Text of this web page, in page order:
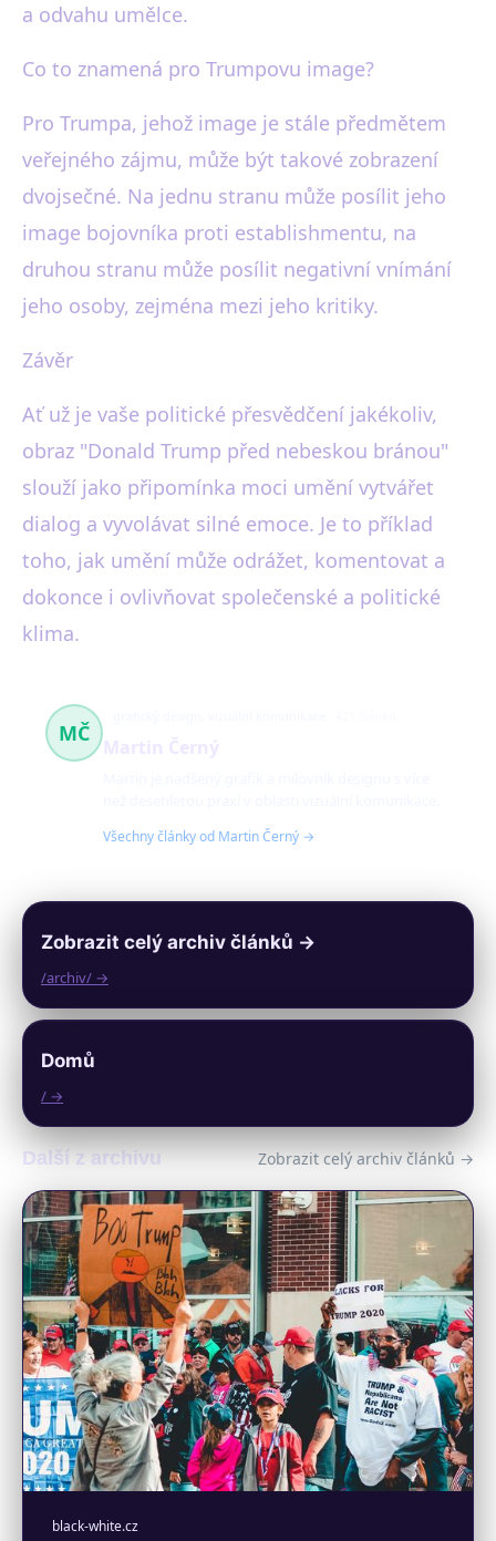
a odvahu umělce.
Co to znamená pro Trumpovu image?
Pro Trumpa, jehož image je stále předmětem
veřejného zájmu, může být takové zobrazení
dvojsečné. Na jednu stranu může posílit jeho
image bojovníka proti establishmentu, na
druhou stranu může posílit negativní vnímání
jeho osoby, zejména mezi jeho kritiky.
Závěr
Ať už je vaše politické přesvědčení jakékoliv,
obraz "Donald Trump před nebeskou bránou"
slouží jako připomínka moci umění vytvářet
dialog a vyvolávat silné emoce. Je to příklad
toho, jak umění může odrážet, komentovat a
dokonce i ovlivňovat společenské a politické
klima.
MČ
Všechny články od Martin Černý →
Zobrazit celý archiv článků →
/archiv/ →
Domů
/ →
Další z archivu Zobrazit celý archiv článků →
black-white.cz